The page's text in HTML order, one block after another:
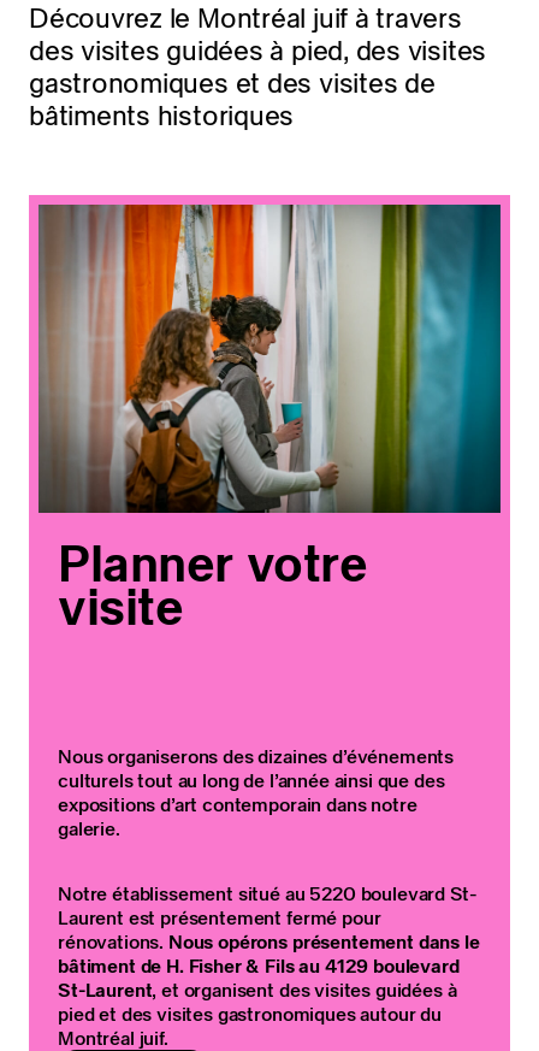
Découvrez le Montréal juif à travers
des visites guidées à pied, des visites
gastronomiques et des visites de
bâtiments historiques
Planner votre
visite
Nous organiserons des dizaines d’événements
culturels tout au long de l’année ainsi que des
expositions d’art contemporain dans notre
galerie.
Notre établissement situé au 5220 boulevard St-
Laurent est présentement fermé pour
rénovations. Nous opérons présentement dans le
bâtiment de H. Fisher & Fils au 4129 boulevard
St-Laurent, et organisent des visites guidées à
pied et des visites gastronomiques autour du
Montréal juif.